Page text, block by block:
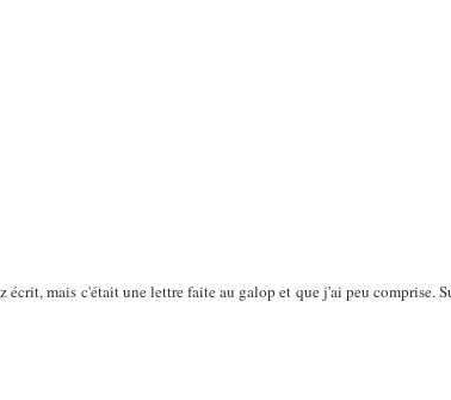
mais c'était une lettre faite au galop et que j'ai peu comprise.